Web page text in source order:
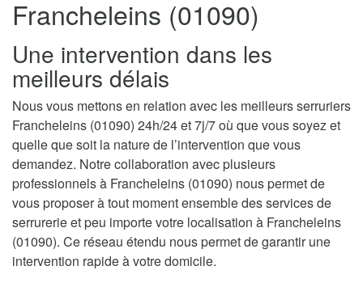
Francheleins (01090)
Une intervention dans les
meilleurs délais
Nous vous mettons en relation avec les meilleurs serruriers
Francheleins (01090) 24h/24 et 7j/7 où que vous soyez et
quelle que soit la nature de l’intervention que vous
demandez. Notre collaboration avec plusieurs
professionnels à Francheleins (01090) nous permet de
vous proposer à tout moment ensemble des services de
serrurerie et peu importe votre localisation à Francheleins
(01090). Ce réseau étendu nous permet de garantir une
intervention rapide à votre domicile.